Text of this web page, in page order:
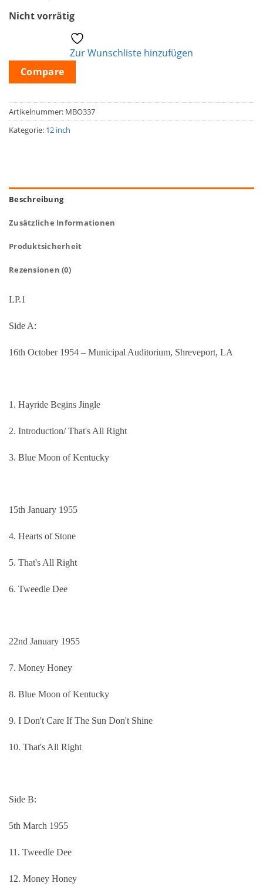
Nicht vorrätig
Zur Wunschliste hinzufügen
Compare
Artikelnummer: MBO337
Kategorie: 12 inch
Beschreibung
Zusätzliche Informationen
Produktsicherheit
Rezensionen (0)
LP.1
Side A:
16th October 1954 – Municipal Auditorium, Shreveport, LA
1. Hayride Begins Jingle
2. Introduction/ That's All Right
3. Blue Moon of Kentucky
15th January 1955
4. Hearts of Stone
5. That's All Right
6. Tweedle Dee
22nd January 1955
7. Money Honey
8. Blue Moon of Kentucky
9. I Don't Care If The Sun Don't Shine
10. That's All Right
Side B:
5th March 1955
11. Tweedle Dee
12. Money Honey